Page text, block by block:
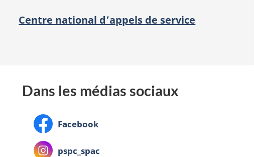
Centre national d’appels de service
Dans les médias sociaux
Facebook
Instagrampspc_spac